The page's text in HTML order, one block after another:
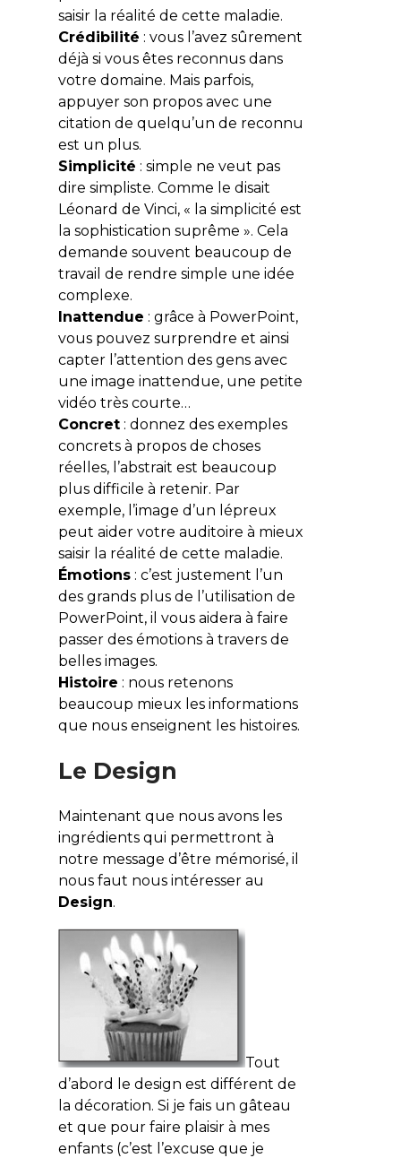
saisir la réalité de cette maladie.
Crédibilité : vous l’avez sûrement
déjà si vous êtes reconnus dans
votre domaine. Mais parfois,
appuyer son propos avec une
citation de quelqu’un de reconnu
est un plus.
Simplicité : simple ne veut pas
dire simpliste. Comme le disait
Léonard de Vinci, « la simplicité est
la sophistication suprême ». Cela
demande souvent beaucoup de
travail de rendre simple une idée
complexe.
Inattendue : grâce à PowerPoint,
vous pouvez surprendre et ainsi
capter l’attention des gens avec
une image inattendue, une petite
vidéo très courte…
Concret: donnez des exemples
concrets à propos de choses
réelles, l’abstrait est beaucoup
plus difficile à retenir. Par
exemple, l’image d’un lépreux
peut aider votre auditoire à mieux
saisir la réalité de cette maladie.
Émotions: c’est justement l’un
des grands plus de l’utilisation de
PowerPoint, il vous aidera à faire
passer des émotions à travers de
belles images.
Histoire : nous retenons
beaucoup mieux les informations
que nous enseignent les histoires.
Le Design
Maintenant que nous avons les
ingrédients qui permettront à
notre message d’être mémorisé, il
nous faut nous intéresser au
Design.
Tout
d’abord le design est différent de
la décoration. Si je fais un gâteau
et que pour faire plaisir à mes
enfants (c’est l’excuse que je